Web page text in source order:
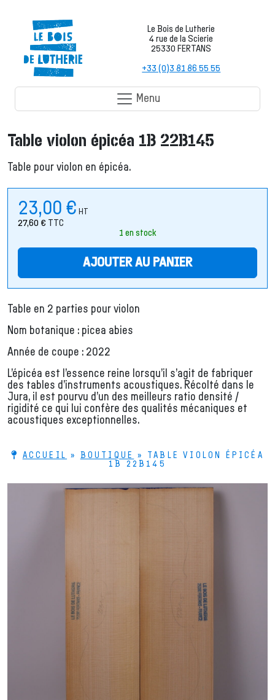
Le Bois de Lutherie
4 rue de la Scierie
25330 FERTANS
+33 (0)3 81 86 55 55
Menu
Table violon épicéa 1B 22B145
Table pour violon en épicéa.
23,00 € HT
27,60 € TTC
1 en stock
AJOUTER AU PANIER
Table en 2 parties pour violon
Nom botanique : picea abies
Année de coupe : 2022
L’épicéa est l’essence reine lorsqu’il s’agit de fabriquer
des tables d’instruments acoustiques. Récolté dans le
Jura, il est pourvu d’un des meilleurs ratio densité /
rigidité ce qui lui confère des qualités mécaniques et
acoustiques exceptionnelles.
ACCUEIL » BOUTIQUE » TABLE VIOLON ÉPICÉA
1B 22B145